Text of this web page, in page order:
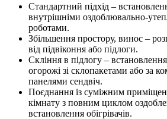
Стандартний підхід –
внутрішніми оздоблювально-
роботами.
Збільшення простору, винос –
від підвіконня або підлоги.
Скління в підлогу –
огорожі зі склопакетами або за
панелями сендвіч.
Поєднання із суміжним
кімнату з повним циклом
встановлення обігрівачів.